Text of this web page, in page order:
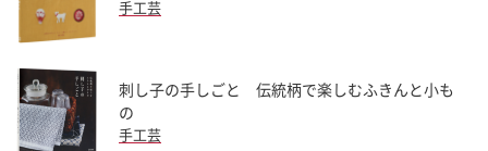
手工芸
刺し子の手しごと 伝統柄で楽しむふきんと小も
の
手工芸